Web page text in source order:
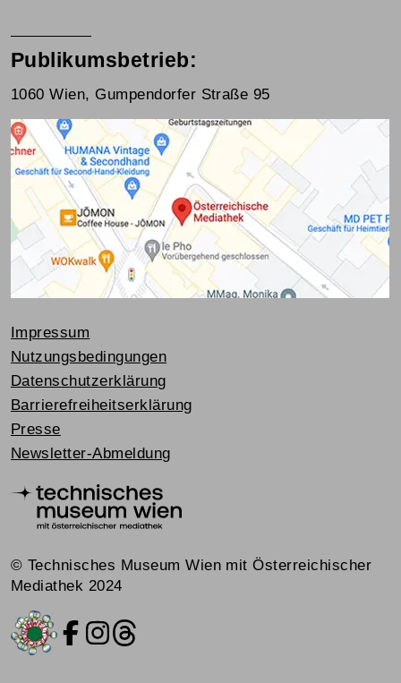
Publikumsbetrieb:
1060 Wien, Gumpendorfer Straße 95
Impressum
Nutzungsbedingungen
Datenschutzerklärung
Barrierefreiheitserklärung
Presse
Newsletter-Abmeldung
© Technisches Museum Wien mit Österreichischer
Mediathek 2024